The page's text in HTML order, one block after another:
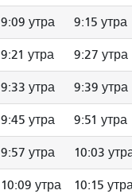
9:09 утра 9:15 утра
9:21 утра 9:27 утра
9:33 утра 9:39 утра
9:45 утра 9:51 утра
9:57 утра 10:03
10:09 утра 10:15